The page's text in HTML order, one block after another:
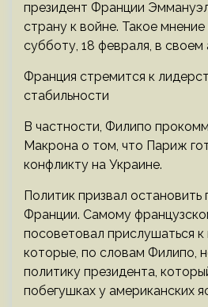
президент Франции
страну к войне. Такое мнение
субботу, 18 февраля, в своем
Франция стремится к
стабильности
В частности, Филипо
Макрона о том, что Париж
конфликту на Украине.
Политик призвал остановить
Франции. Самому
посоветовал прислушаться
которые, по словам Филипо,
политику президента,
побегушках у американских